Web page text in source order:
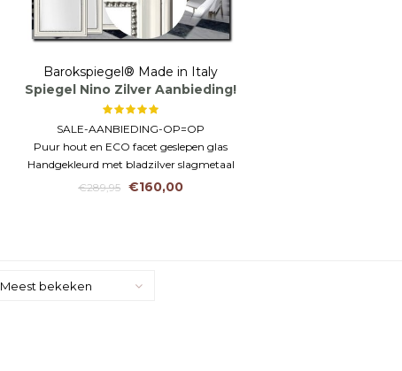
Barokspiegel® Made in Italy
Spiegel Nino Zilver Aanbieding!
SALE-AANBIEDING-OP=OP
Puur hout en ECO facet geslepen glas
Handgekleurd met bladzilver slagmetaal
€289,95
€160,00
Meest bekeken